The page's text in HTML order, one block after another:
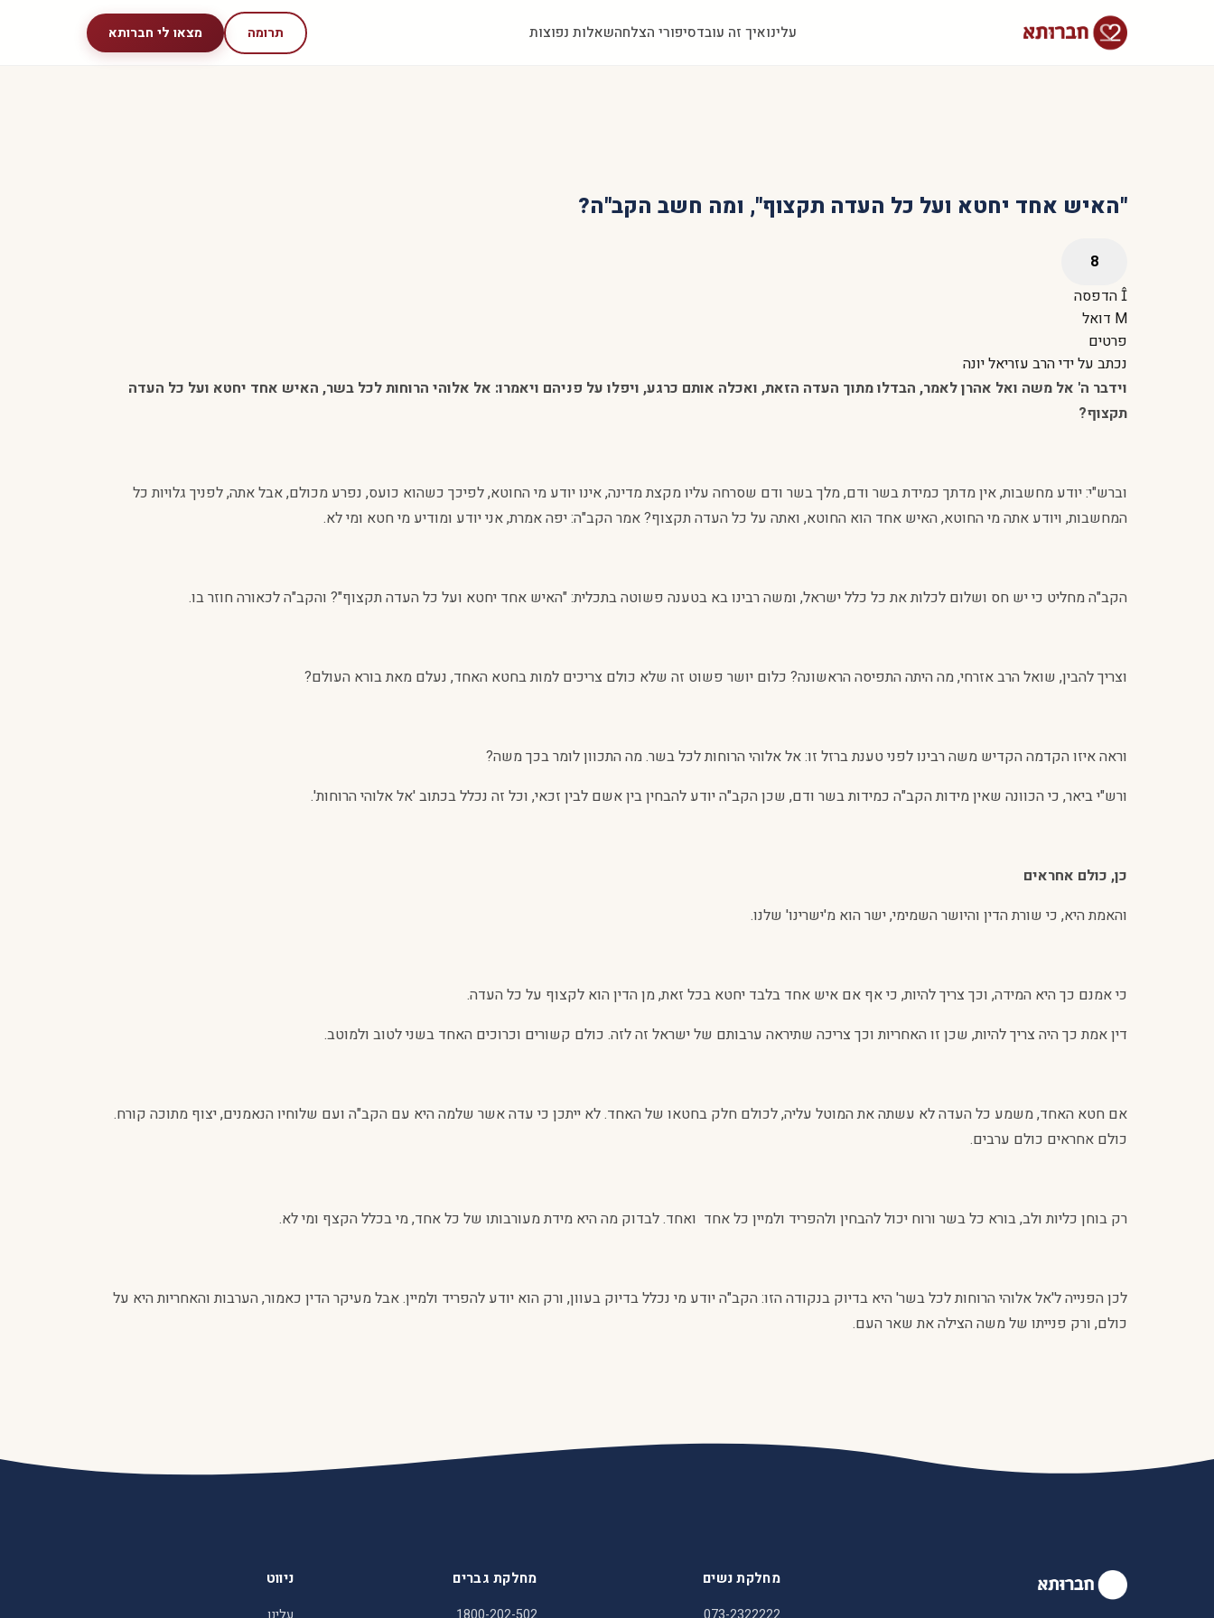
עלינואיך זה עובדסיפורי הצלחהשאלות נפוצות תרומה מצאו לי חברותא
"האיש אחד יחטא ועל כל העדה תקצוף", ומה חשב הקב"ה?
הדפסה
דואל
פרטים
נכתב על ידיהרב עזריאל יונה
וידבר ה' אל משה ואל אהרן לאמר, הבדלו מתוך העדה הזאת, ואכלה אותם כרגע, ויפלו על פניהם ויאמרו: אל אלוהי הרוחות לכל בשר, האיש אחד יחטא ועל כל העדה
תקצוף?
וברש"י: יודע מחשבות, אין מדתך כמידת בשר ודם, מלך בשר ודם שסרחה עליו מקצת מדינה, אינו יודע מי החוטא, לפיכך כשהוא כועס, נפרע מכולם, אבל אתה, לפניך גלויות כל
המחשבות, ויודע אתה מי החוטא, האיש אחד הוא החוטא, ואתה על כל העדה תקצוף? אמר הקב"ה: יפה אמרת, אני יודע ומודיע מי חטא ומי לא.
הקב"ה מחליט כי יש חס ושלום לכלות את כל כלל ישראל, ומשה רבינו בא בטענה פשוטה בתכלית: "האיש אחד יחטא ועל כל העדה תקצוף"? והקב"ה לכאורה חוזר בו.
וצריך להבין, שואל הרב אזרחי, מה היתה התפיסה הראשונה? כלום יושר פשוט זה שלא כולם צריכים למות בחטא האחד, נעלם מאת בורא העולם?
וראה איזו הקדמה הקדיש משה רבינו לפני טענת ברזל זו: אל אלוהי הרוחות לכל בשר. מה התכוון לומר בכך משה?
ורש"י ביאר, כי הכוונה שאין מידות הקב"ה כמידות בשר ודם, שכן הקב"ה יודע להבחין בין אשם לבין זכאי, וכל זה נכלל בכתוב 'אל אלוהי הרוחות'.
כן, כולם אחראים
והאמת היא, כי שורת הדין והיושר השמימי, ישר הוא מ'ישרינו' שלנו.
כי אמנם כך היא המידה, וכך צריך להיות, כי אף אם איש אחד בלבד יחטא בכל זאת, מן הדין הוא לקצוף על כל העדה.
דין אמת כך היה צריך להיות, שכן זו האחריות וכך צריכה שתיראה ערבותם של ישראל זה לזה. כולם קשורים וכרוכים האחד בשני לטוב ולמוטב.
אם חטא האחד, משמע כל העדה לא עשתה את המוטל עליה, לכולם חלק בחטאו של האחד. לא ייתכן כי עדה אשר שלמה היא עם הקב"ה ועם שלוחיו הנאמנים, יצוף מתוכה קורח.
כולם אחראים כולם ערבים.
רק בוחן כליות ולב, בורא כל בשר ורוח יכול להבחין ולהפריד ולמיין כל אחד ואחד. לבדוק מה היא מידת מעורבותו של כל אחד, מי בכלל הקצף ומי לא.
לכן הפנייה ל'אל אלוהי הרוחות לכל בשר' היא בדיוק בנקודה הזו: הקב"ה יודע מי נכלל בדיוק בעוון, ורק הוא יודע להפריד ולמיין. אבל מעיקר הדין כאמור, הערבות והאחריות היא על
כולם, ורק פנייתו של משה הצילה את שאר העם.
מחלקת נשים מחלקת גברים ניווט